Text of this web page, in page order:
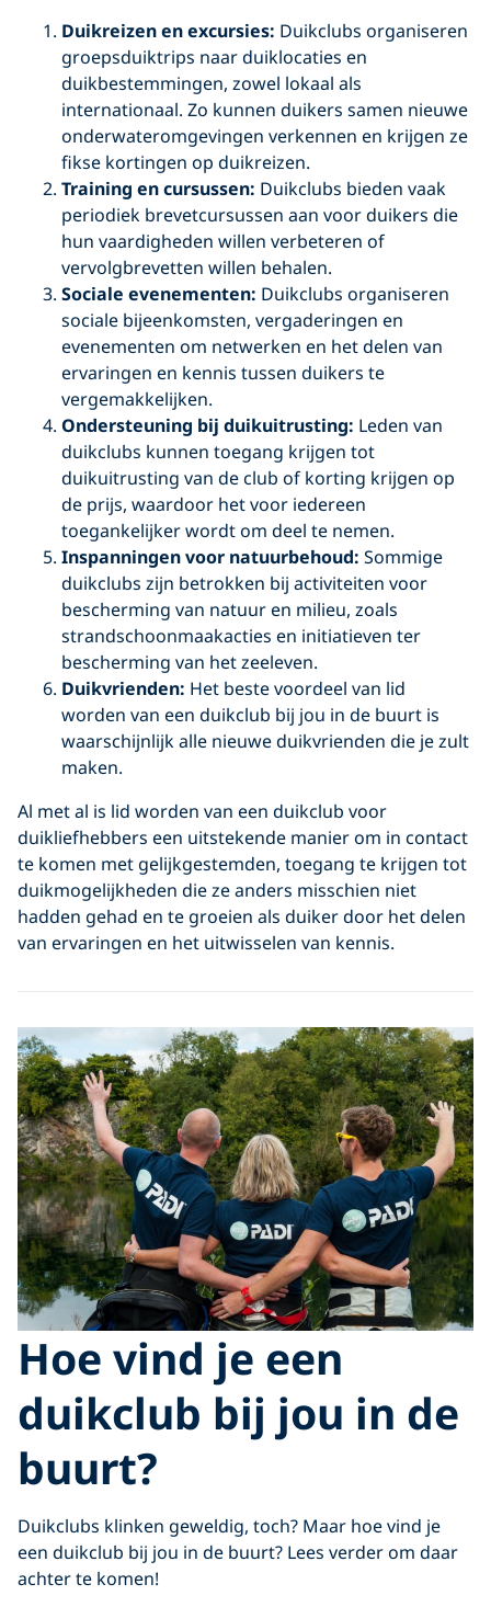
Duikreizen en excursies: Duikclubs organiseren
groepsduiktrips naar duiklocaties en
duikbestemmingen, zowel lokaal als
internationaal. Zo kunnen duikers samen nieuwe
onderwateromgevingen verkennen en krijgen ze
fikse kortingen op duikreizen.
Training en cursussen: Duikclubs bieden vaak
periodiek brevetcursussen aan voor duikers die
hun vaardigheden willen verbeteren of
vervolgbrevetten willen behalen.
Sociale evenementen: Duikclubs organiseren
sociale bijeenkomsten, vergaderingen en
evenementen om netwerken en het delen van
ervaringen en kennis tussen duikers te
vergemakkelijken.
Ondersteuning bij duikuitrusting: Leden van
duikclubs kunnen toegang krijgen tot
duikuitrusting van de club of korting krijgen op
de prijs, waardoor het voor iedereen
toegankelijker wordt om deel te nemen.
Inspanningen voor natuurbehoud: Sommige
duikclubs zijn betrokken bij activiteiten voor
bescherming van natuur en milieu, zoals
strandschoonmaakacties en initiatieven ter
bescherming van het zeeleven.
Duikvrienden: Het beste voordeel van lid
worden van een duikclub bij jou in de buurt is
waarschijnlijk alle nieuwe duikvrienden die je zult
maken.
Al met al is lid worden van een duikclub voor
duikliefhebbers een uitstekende manier om in contact
te komen met gelijkgestemden, toegang te krijgen tot
duikmogelijkheden die ze anders misschien niet
hadden gehad en te groeien als duiker door het delen
van ervaringen en het uitwisselen van kennis.
Hoe vind je een
duikclub bij jou in de
buurt?
Duikclubs klinken geweldig, toch? Maar hoe vind je
een duikclub bij jou in de buurt? Lees verder om daar
achter te komen!